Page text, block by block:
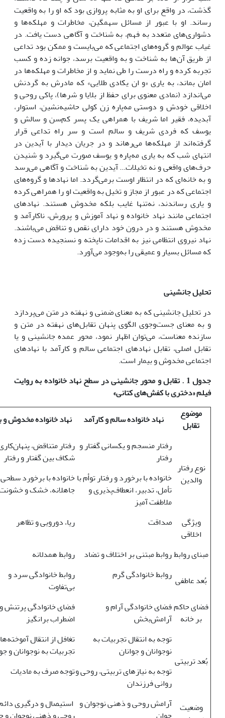
گذشت، در واقع برای او به مثابه پروازی بود که او را به واقعیت
رساند. او با عبور از مسائل سهمگین، مخاطرات و مهلکه‌ها و
دشواری‌های متعدد به فهم، به شناخت و آگاهی دست یافت. در
غیاب عوالم و گروه‌های اجتماعی که می‌بایست و ممکن بود تداعی
از طریق آن‌ها به شناخت و به واقعیت برسد، جوانه زده و کسب
تجربه کرده و راه درست را طی نماید و از مخاطرات و مهلکه‌ها در
امان بماند، به یاری «و ان یکادی طلایی» که مادرش به گردنش
می‌اندازد (نمادی معنوی برای حفظ از بلایا و شرها)، پاکی روحی و
اخلاقی خودش و دوستی مه‌پاره زن کولی حاشیه‌نشین، استوار،
آبدیده، فقیر اما شریف با همراهی یک پسر کم‌سن و سالش و
یوسف که فردی شریف و سالم است و سر راه تداعی قرار
گرفته‌اند از مهلکه‌ها می‌رهاند و در جریان دیدار با آیدین در
انتهای شب که به یاری مه‌پاره و یوسف صورت می‌گیرد و شنیدن
حرف‌های واقعی و نه تخیلات... آیدین به شناخت و آگاهی می‌رسد
و به خانه‌ای که در انتظار اوست برمی‌گردد. اما نهادها و گروه‌های
اجتماعی که در عبور از مجاز و تخیل به واقعیت او را همراهی کرده
و یاری رساندند، نه‌تنها غایب بلکه مخدوش هستند. نهادهای
اجتماعی مانند نهاد خانواده و نهاد آموزش و پرورش، ناکارآمد و
مخدوش هستند و در درون خود دارای نقص و تناقض می‌باشند.
نهاد نیروی انتظامی نیز به اقدامات ناپخته و نسنجیده دست زده
که مسائل بسیار و عمیقی را به‌وجود می‌آورد.
تحلیل جانشینی
در تحلیل جانشینی که به معنای ضمنی و نهفته در متن می‌پردازد
و به معنای جست‌وجوی الگوی پنهان تقابل‌های نهفته در متن و
سازنده معناست، می‌توان اظهار نمود، محور عمده جانشینی و یا
تقابل اصلی، تقابل نهادهای اجتماعی سالم و کارآمد با نهادهای
اجتماعی مخدوش و بیمار است.
جدول 1 . تقابل و محور جانشینی در سطح نهاد خانواده به روایت
فیلم «دختری با کفش‌های کتانی»
موضوع
تقابل
نهاد خانواده سالم و کارآمد نهاد خانواده مخدوش و
نوع رفتار
والدین
رفتار منسجم و یکسانی گفتار و
رفتار
رفتار متناقض،
شکاف بین گفتار و رفتار
خانواده با برخورد و رفتار توأم با
تأمل، تدبیر، انعطاف‌پذیری و
ملاطفت ‌‌آمیز
خانواده با برخورد
جاهلانه، خشک و
ویژگی
اخلاقی
صداقت ریا، دورویی و تظاهر
مبنای روابطروابط مبتنی بر اختلاف و تضاد
روابط همدلانه
بُعد عاطفی روابط خانوادگی گرم
روابط خانوادگی سرد و
بی‌تفاوت
فضای حاکم
بر خانه
فضای خانوادگی آرام و
آرامش‌بخش
فضای خانوادگی پرتنش و
اضطراب برانگیز
بُعد تربیتی
توجه به انتقال تجربیات به
نوجوانان و جوانان
تغافل از انتقال
تجربیات به نوجوانان و
توجه به نیازهای تربیتی، روحی و
روانی فرزندان
توجه صرف به مادیات
وضعیت آرامش روحی و ذهنی نوجوان و استیصال و درگیری